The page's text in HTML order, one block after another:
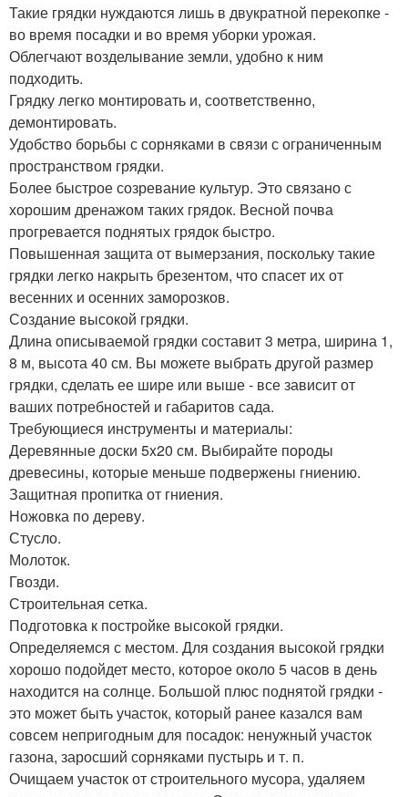
Такие грядки нуждаются лишь в двукратной перекопке -
во время посадки и во время уборки урожая.
Облегчают возделывание земли, удобно к ним
подходить.
Грядку легко монтировать и, соответственно,
демонтировать.
Удобство борьбы с сорняками в связи с ограниченным
пространством грядки.
Более быстрое созревание культур. Это связано с
хорошим дренажом таких грядок. Весной почва
прогревается поднятых грядок быстро.
Повышенная защита от вымерзания, поскольку такие
грядки легко накрыть брезентом, что спасет их от
весенних и осенних заморозков.
Создание высокой грядки.
Длина описываемой грядки составит 3 метра, ширина 1,
8 м, высота 40 см. Вы можете выбрать другой размер
грядки, сделать ее шире или выше - все зависит от
ваших потребностей и габаритов сада.
Требующиеся инструменты и материалы:
Деревянные доски 5x20 см. Выбирайте породы
древесины, которые меньше подвержены гниению.
Защитная пропитка от гниения.
Ножовка по дереву.
Стусло.
Молоток.
Гвозди.
Строительная сетка.
Подготовка к постройке высокой грядки.
Определяемся с местом. Для создания высокой грядки
хорошо подойдет место, которое около 5 часов в день
находится на солнце. Большой плюс поднятой грядки -
это может быть участок, который ранее казался вам
совсем непригодным для посадок: ненужный участок
газона, заросший сорняками пустырь и т. п.
Очищаем участок от строительного мусора, удаляем